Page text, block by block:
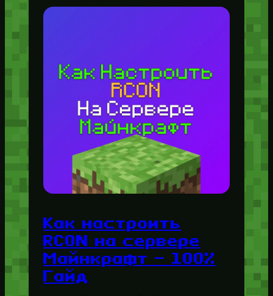
Как настроить
RCON на сервере
Майнкрафт — 100%
Гайд